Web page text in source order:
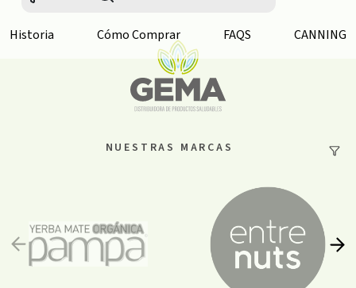
NUESTRAS MARCAS
Historia Cómo Comprar FAQS CANNING